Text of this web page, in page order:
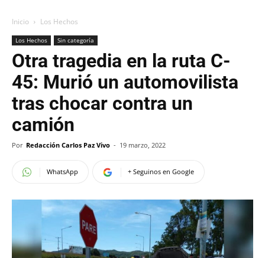
Inicio Los Hechos
Los Hechos Sin categoría
Otra tragedia en la ruta C-
45: Murió un automovilista
tras chocar contra un
camión
Por Redacción Carlos Paz Vivo - 19 marzo, 2022
WhatsApp + Seguinos en Google